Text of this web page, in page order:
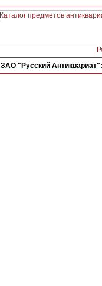
ЗАО "Русский Антиквариат":